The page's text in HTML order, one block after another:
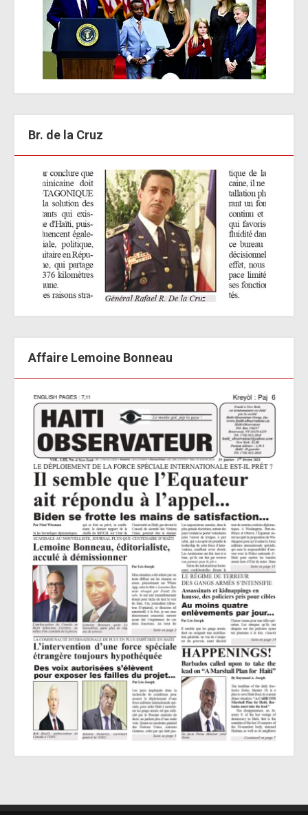
Br. de la Cruz
Affaire Lemoine Bonneau